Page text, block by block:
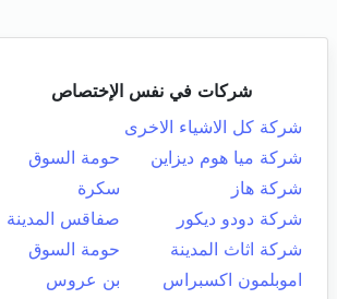
شركات في نفس الإختصاص
شركة كل الاشياء الاخرى
شركة ميا هوم ديزاين
حومة السوق
شركة هاز
سكرة
شركة دودو ديكور
صفاقس المدينة
شركة اثاث المدينة
حومة السوق
اموبلمون اكسبراس
بن عروس